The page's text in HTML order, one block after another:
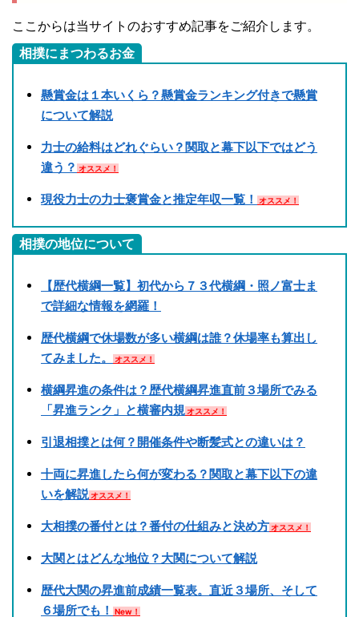
ここからは当サイトのおすすめ記事をご紹介します。
相撲にまつわるお金
懸賞金は１本いくら？懸賞金ランキング付きで懸賞
について解説
力士の給料はどれぐらい？関取と幕下以下ではどう
違う？ オススメ！
現役力士の力士褒賞金と推定年収一覧！ オススメ！
相撲の地位について
【歴代横綱一覧】初代から７３代横綱・照ノ富士ま
で詳細な情報を網羅！
歴代横綱で休場数が多い横綱は誰？休場率も算出し
てみました。
オススメ！
横綱昇進の条件は？歴代横綱昇進直前３場所でみる
「昇進ランク」と横審内規 オススメ！
引退相撲とは何？開催条件や断髪式との違いは？
十両に昇進したら何が変わる？関取と幕下以下の違
いを解説 オススメ！
大相撲の番付とは？番付の仕組みと決め方 オススメ！
大関とはどんな地位？大関について解説
歴代大関の昇進前成績一覧表。直近３場所、そして
６場所でも！
New！